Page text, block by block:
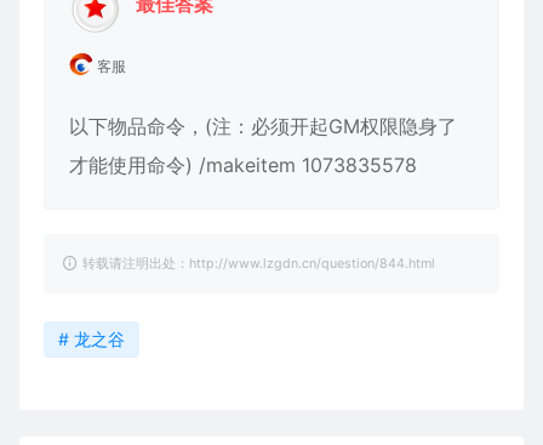
客服
以下物品命令，(注：必须开起GM权限隐身了
才能使用命令) /makeitem 1073835578
转载请注明出处：http://www.lzgdn.cn/question/844.html
# 龙之谷